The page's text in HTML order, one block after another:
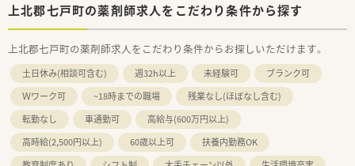
上北郡七戸町の薬剤師求人をこだわり条件から探す
上北郡七戸町の薬剤師求人をこだわり条件からお探しいただけます。
土日休み(相談可含む) 週32h以上 未経験可
ブランク可
Ｗワーク可
~18時までの職場
残業なし(ほぼなし含む)
転勤なし
車通勤可
高給与(600万円以上)
高時給(2,500円以上)
60歳以上可
扶養内勤務OK